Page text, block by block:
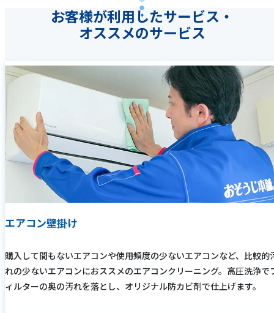
お客様が利用したサービス・
オススメのサービス
エアコン壁掛け
購入して間もないエアコンや使用頻度の少ないエアコンなど、比較的
れの少ないエアコンにおススメのエアコンクリーニング。高圧洗浄で
ィルターの奥の汚れを落とし、オリジナル防カビ剤で仕上げます。